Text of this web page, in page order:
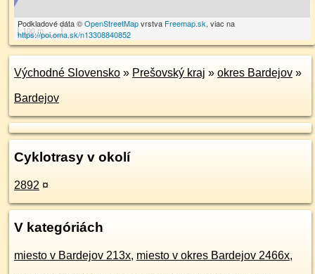
100 m
Podkladové dáta ©OpenStreetMapvrstva Freemap.sk, viac na
https://poi.oma.sk/n13308840852
Východné Slovensko » Prešovský kraj » okres Bardejov »
Bardejov
Cyklotrasy v okolí
2892 ¤
V kategóriách
miesto v Bardejov 213x, miesto v okres Bardejov 2466x,